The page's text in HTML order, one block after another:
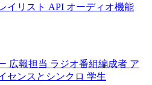
イリスト API オーディオ機能
広報担当 ラジオ番組編成者 ア
センスとシンクロ 学生